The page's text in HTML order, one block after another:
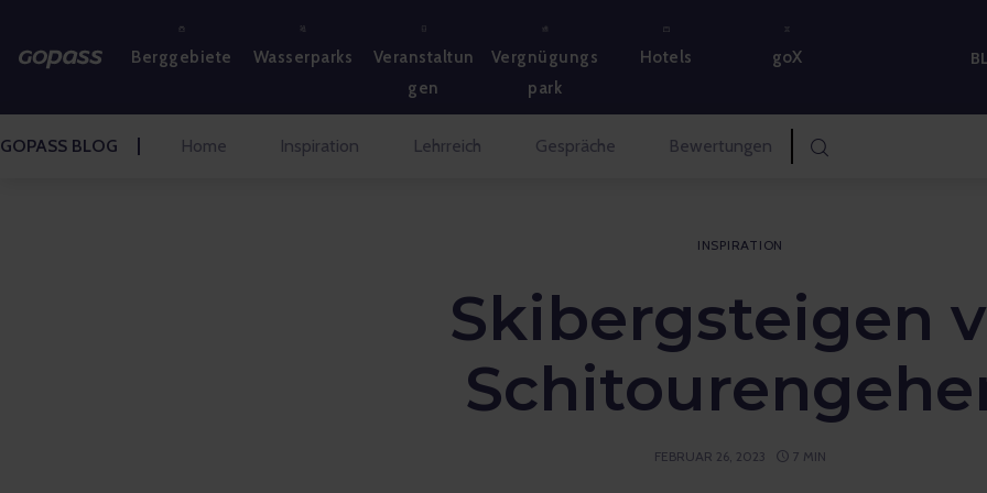
Berggebiete Wasserparks
Veranstaltun
gen
Vergnügungs
park
Hotels goX
GOPASS BLOG Home Inspiration Lehrreich Gespräche Bewertungen
GOLF
INSPIRATION
Skibergsteigen
FEBRUAR 26, 2023 7 MIN